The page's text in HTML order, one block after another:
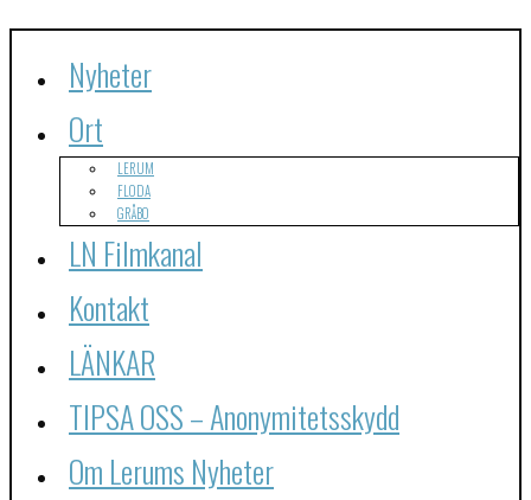
Nyheter
Ort
LERUM
FLODA
GRÅBO
LN Filmkanal
Kontakt
LÄNKAR
TIPSA OSS – Anonymitetsskydd
Om Lerums Nyheter